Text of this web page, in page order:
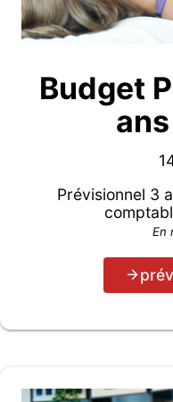
Budget
Prévisionnel 3
En